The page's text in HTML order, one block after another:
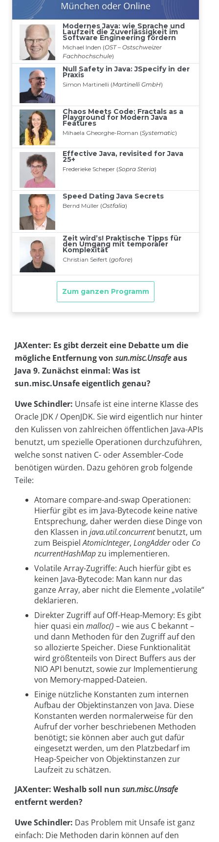
JAXenter: Es gibt derzeit eine Debatte um die
mögliche Entfernung von sun.misc.Unsafeaus
Java 9. Zunächst einmal: Was ist
sun.misc.Unsafe eigentlich genau?
Uwe Schindler: Unsafe ist eine interne Klasse des
Oracle JDK / OpenJDK. Sie wird eigentlich nur hinter
den Kulissen von zahlreichen öffentlichen Java-APIs
benutzt, um spezielle Operationen durchzuführen,
welche sonst nativen C- oder Assembler-Code
benötigen würden. Dazu gehören grob folgende
Teile:
Atomare compare-and-swap Operationen:
Hierfür gibt es im Java-Bytecode keine native
Entsprechung, daher werden diese Dinge von
den Klassen in java.util.concurrentbenutzt, um
zum BeispielAtomicInteger, LongAdderoder Co
ncurrentHashMapzu implementieren.
Volatile Array-Zugriffe: Auch hierfür gibt es
keinen Java-Bytecode: Man kann nur das
ganze Array, aber nicht die Elemente „volatile“
deklarieren.
Direkter Zugriff auf Off-Heap-Memory: Es gibt
hier quasi ein malloc() – wie aus C bekannt –
und dann Methoden für den Zugriff auf den
so allozierte Speicher. Diese Funktionalität
wird größtenteils von Direct Buffers aus der
NIO API benutzt, sowie zur Implementierung
von Memory-mapped-Dateien.
Einige nützliche Konstanten zum internen
Aufbau der Objektinstanzen von Java. Diese
Konstanten werden normalerweise für den
Aufruf der vorher beschriebenen Methoden
benötigt; sie können aber auch gut dafür
eingesetzt werden, um den Platzbedarf im
Heap-Speicher von Objektinstanzen zur
Laufzeit zu schätzen.
JAXenter: Weshalb soll nun sun.misc.Unsafe
entfernt werden?
Uwe Schindler: Das Problem mit Unsafe ist ganz
einfach: Die Methoden darin können auf den